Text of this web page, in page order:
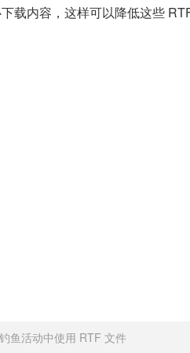
载内容，这样可以降低这些
鱼活动中使用 RTF 文件